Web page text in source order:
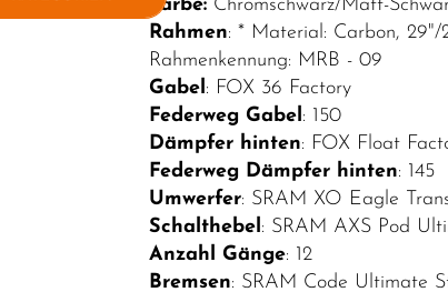
Elektrofahrräder
Farbe: Chromschwarz/Matt-
Rahmen: * Material: Carbon, 29"/
Rahmenkennung: MRB - 09
Gabel: FOX 36 Factory
Federweg Gabel: 150
Dämpfer hinten: FOX Float
Federweg Dämpfer hinten: 145
Umwerfer: SRAM XO Eagle
Schalthebel: SRAM AXS Pod
Anzahl Gänge: 12
Bremsen: SRAM Code Ultimate